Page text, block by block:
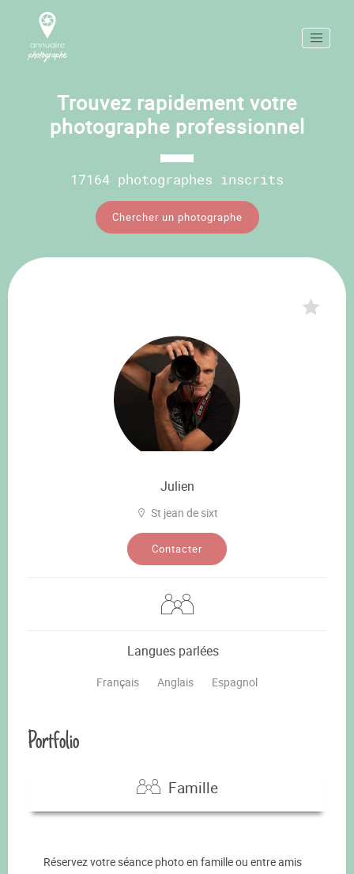
Trouvez rapidement votre
photographe professionnel
17164 photographes inscrits
Chercher un photographe
Julien
St jean de sixt
Contacter
Langues parlées
Français Anglais Espagnol
Portfolio
Famille
Réservez votre séance photo en famille ou entre amis